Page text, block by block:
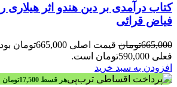
کتاب درآمدی بر دین هندو اثر هیلاری
فیاض قرائی
665,000تومان قیمت اصلی 665,000تومان بود.
فعلی 590,000تومان است.
افزودن به سبد خرید
هر قسط 17,500تومان